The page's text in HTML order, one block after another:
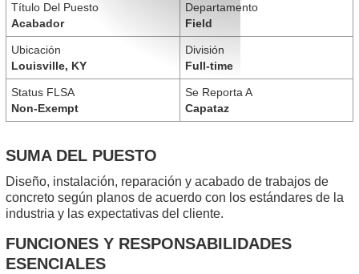
Título Del Puesto
Acabador
Departamento
Field
Ubicación
Louisville, KY
División
Full-time
Status FLSA
Non-Exempt
Se Reporta A
Capataz
SUMA DEL PUESTO
Diseño, instalación, reparación y acabado de trabajos de
concreto según planos de acuerdo con los estándares de la
industria y las expectativas del cliente.
FUNCIONES Y RESPONSABILIDADES
ESENCIALES